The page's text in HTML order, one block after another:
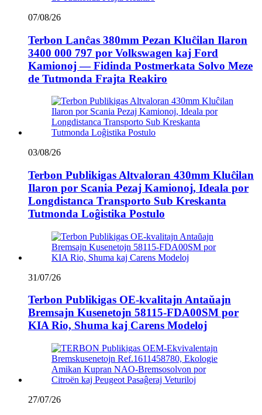
07/08/26
Terbon Lanĉas 380mm Pezan Kluĉilan Ilaron
3400 000 797 por Volkswagen kaj Ford
Kamionoj — Fidinda Postmerkata Solvo Meze
de Tutmonda Frajta Reakiro
03/08/26
Terbon Publikigas Altvaloran 430mm Kluĉilan
Ilaron por Scania Pezaj Kamionoj, Ideala por
Longdistanca Transporto Sub Kreskanta
Tutmonda Loĝistika Postulo
31/07/26
Terbon Publikigas OE-kvalitajn Antaŭajn
Bremsajn Kusenetojn 58115-FDA00SM por
KIA Rio, Shuma kaj Carens Modeloj
27/07/26